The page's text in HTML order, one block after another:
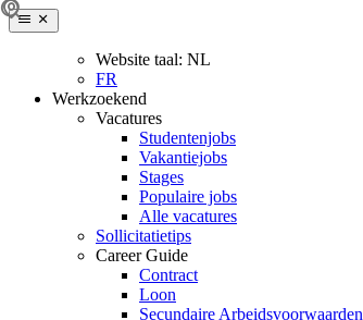
Website taal: NL
FR
Werkzoekend
Vacatures
Studentenjobs
Vakantiejobs
Stages
Populaire jobs
Alle vacatures
Sollicitatietips
Career Guide
Contract
Loon
Secundaire Arbeidsvoorwaarden